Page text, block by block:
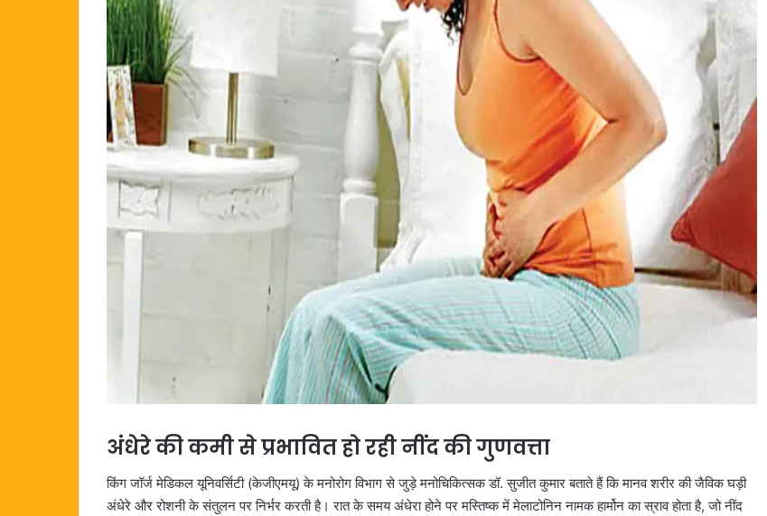
अंधेरे की कमी से प्रभावित हो रही नींद की गुणवत्ता
किंग जॉर्ज मेडिकल यूनिवर्सिटी (केजीएमयू) के मनोरोग विभाग से जुड़े मनोचिकित्सक डॉ. सुजीत कुमार बताते हैं कि मानव शरीर की जैविक घड़ी
अंधेरे और रोशनी के संतुलन पर निर्भर करती है। रात के समय अंधेरा होने पर मस्तिष्क में मेलाटोनिन नामक हार्मोन का स्राव होता है, जो नींद